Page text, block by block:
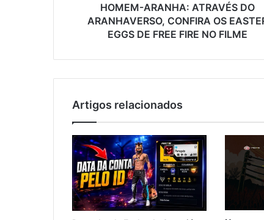
FREE
HOMEM-ARANHA: ATRAVÉS DO
ARANHAVERSO, CONFIRA OS
EGGS DE FREE FIRE NO FILME
Artigos relacionados